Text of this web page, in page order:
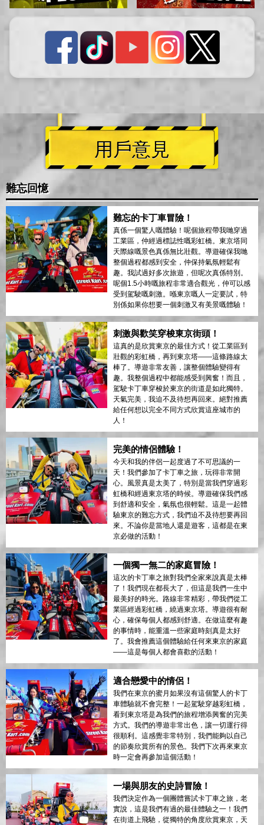
用戶意見
難忘回憶
難忘的卡丁車冒險！
真係一個驚人嘅體驗！呢個旅程帶我哋穿過
工業區，仲經過標誌性嘅彩虹橋。東京塔同
天際線嘅景色真係無比壯觀。導遊確保我哋
整個過程都感到安全，仲保持氣氛輕鬆有
趣。我試過好多次旅遊，但呢次真係特別。
呢個1.5小時嘅旅程非常適合觀光，仲可以感
受到駕駛嘅刺激。喺東京嘅人一定要試，特
別係如果你想要一個刺激又有美景嘅體驗！
刺激與歡笑穿梭東京街頭！
這真的是欣賞東京的最佳方式！從工業區到
壯觀的彩虹橋，再到東京塔——這條路線太
棒了。導遊非常友善，讓整個體驗變得有
趣。我整個過程中都能感受到興奮！而且，
駕駛卡丁車穿梭於東京的街道是如此獨特。
天氣完美，我迫不及待想再回來。絕對推薦
給任何想以完全不同方式欣賞這座城市的
人！
完美的情侶體驗！
今天和我的伴侶一起度過了不可思議的一
天！我們參加了卡丁車之旅，玩得非常開
心。風景真是太美了，特別是當我們穿過彩
虹橋和經過東京塔的時候。導遊確保我們感
到舒適和安全，氣氛也很輕鬆。這是一起體
驗東京的難忘方式，我們迫不及待想要再回
來。不論你是當地人還是遊客，這都是在東
京必做的活動！
一個獨一無二的家庭冒險！
這次的卡丁車之旅對我們全家來說真是太棒
了！我們現在都長大了，但這是我們一生中
最美好的時光。路線非常精彩，帶我們從工
業區經過彩虹橋，繞過東京塔。導遊很有耐
心，確保每個人都感到舒適。在做這麼有趣
的事情時，能重溫一些家庭時刻真是太好
了。我會推薦這個體驗給任何來東京的家庭
——這是每個人都會喜歡的活動！
適合戀愛中的情侶！
我們在東京的蜜月如果沒有這個驚人的卡丁
車體驗就不會完整！一起駕駛穿越彩虹橋，
看到東京塔是為我們的旅程增添興奮的完美
方式。我們的導遊非常出色，讓一切運行得
很順利。這感覺非常特別，我們能夠以自己
的節奏欣賞所有的景色。我們下次再來東京
時一定會再參加這個活動！
一場與朋友的史詩冒險！
我們決定作為一個團體嘗試卡丁車之旅，老
實說，這是我們有過的最佳體驗之一！我們
在街道上飛馳，從獨特的角度欣賞東京，天